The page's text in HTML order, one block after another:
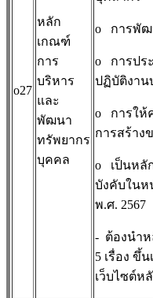
o27
หลัก
เกณฑ์
การ
บริหาร
และ
พัฒนา
ทรัพยากร
บุคคล
o การพั
o การปร
ปฏิบัติงาน
o การใ
การสร้าง
o เป็นหลั
บังคับในห
พ.ศ. 2567
- ต้องนำ
5 เรื่อง ขึ้
เว็บไซต์ห